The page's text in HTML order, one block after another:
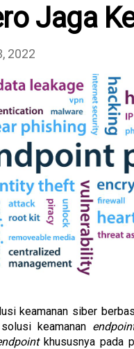
Jaga
2022
keamanan siber
keamanan
khususnya pada